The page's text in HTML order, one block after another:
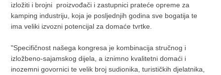
izložiti i brojni proizvođači i zastupnici prateće opreme za
kamping industriju, koja je posljednjih godina sve bogatija te
ima veliki izvozni potencijal za domaće tvrtke.
"Specifičnost našega kongresa je kombinacija stručnog i
izložbeno-sajamskog dijela, a iznimno kvalitetni domaći i
inozemni govornici te velik broj sudionika, turističkih djelatnika,